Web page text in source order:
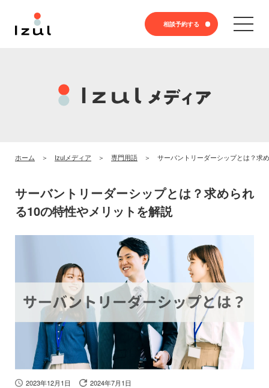
相談予約する
ホーム Izulメディア 専門用語 サーバントリーダーシップとは？求
サーバントリーダーシップとは？求められ
る10の特性やメリットを解説
2023年12月1日 2024年7月1日